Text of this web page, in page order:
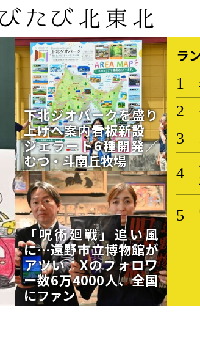
下北ジオパークを盛り
上げへ案内看板新設
ジェラート6種開発／
むつ・斗南丘牧場
「呪術廻戦」追い風
に…遠野市立博物館が
アツい Xのフォロワ
ー数6万4000人、全国
にファン
ラ